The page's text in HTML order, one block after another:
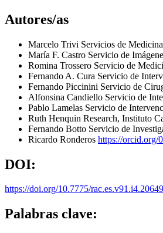
Autores/as
Marcelo Trivi Servicios de
María F. Castro Servicio de
Romina Trossero Servicio de
Fernando A. Cura Servicio de
Fernando Piccinini Servicio de
Alfonsina Candiello Servicio de
Pablo Lamelas Servicio de
Ruth Henquin Research, Instituto
Fernando Botto Servicio de
Ricardo Ronderos https://orcid.org/
DOI:
https://doi.org/10.7775/rac.es.v91.i4.20649
Palabras clave: